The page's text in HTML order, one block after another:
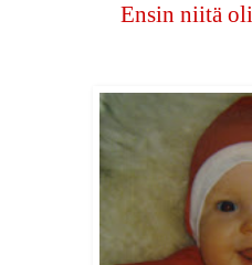
Ensin niitä